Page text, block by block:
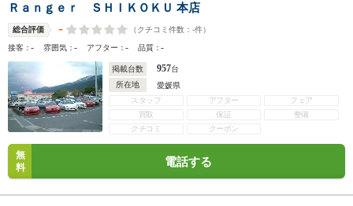
Ｒａｎｇｅｒ ＳＨＩＫＯＫＵ 本店
総合評価 - （クチコミ件数： -件）
接客：- 雰囲気：- アフター：- 品質：-
掲載台数 957台
所在地
愛媛県
スタッフ
アフター
フェア
買取
保証
整備
クチコミ
クーポン
無
料
電話する